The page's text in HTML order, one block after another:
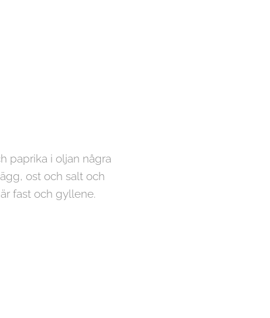
paprika i oljan några
ost och salt och
fast och gyllene.